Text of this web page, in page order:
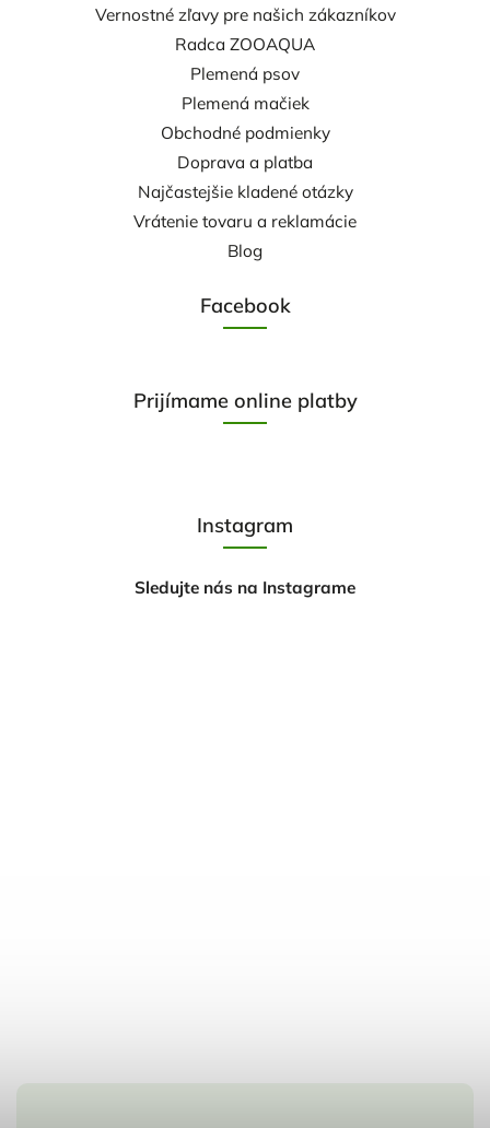
Vernostné zľavy pre našich zákazníkov
Radca ZOOAQUA
Plemená psov
Plemená mačiek
Obchodné podmienky
Doprava a platba
Najčastejšie kladené otázky
Vrátenie tovaru a reklamácie
Blog
Facebook
Prijímame online platby
Instagram
Sledujte nás na Instagrame